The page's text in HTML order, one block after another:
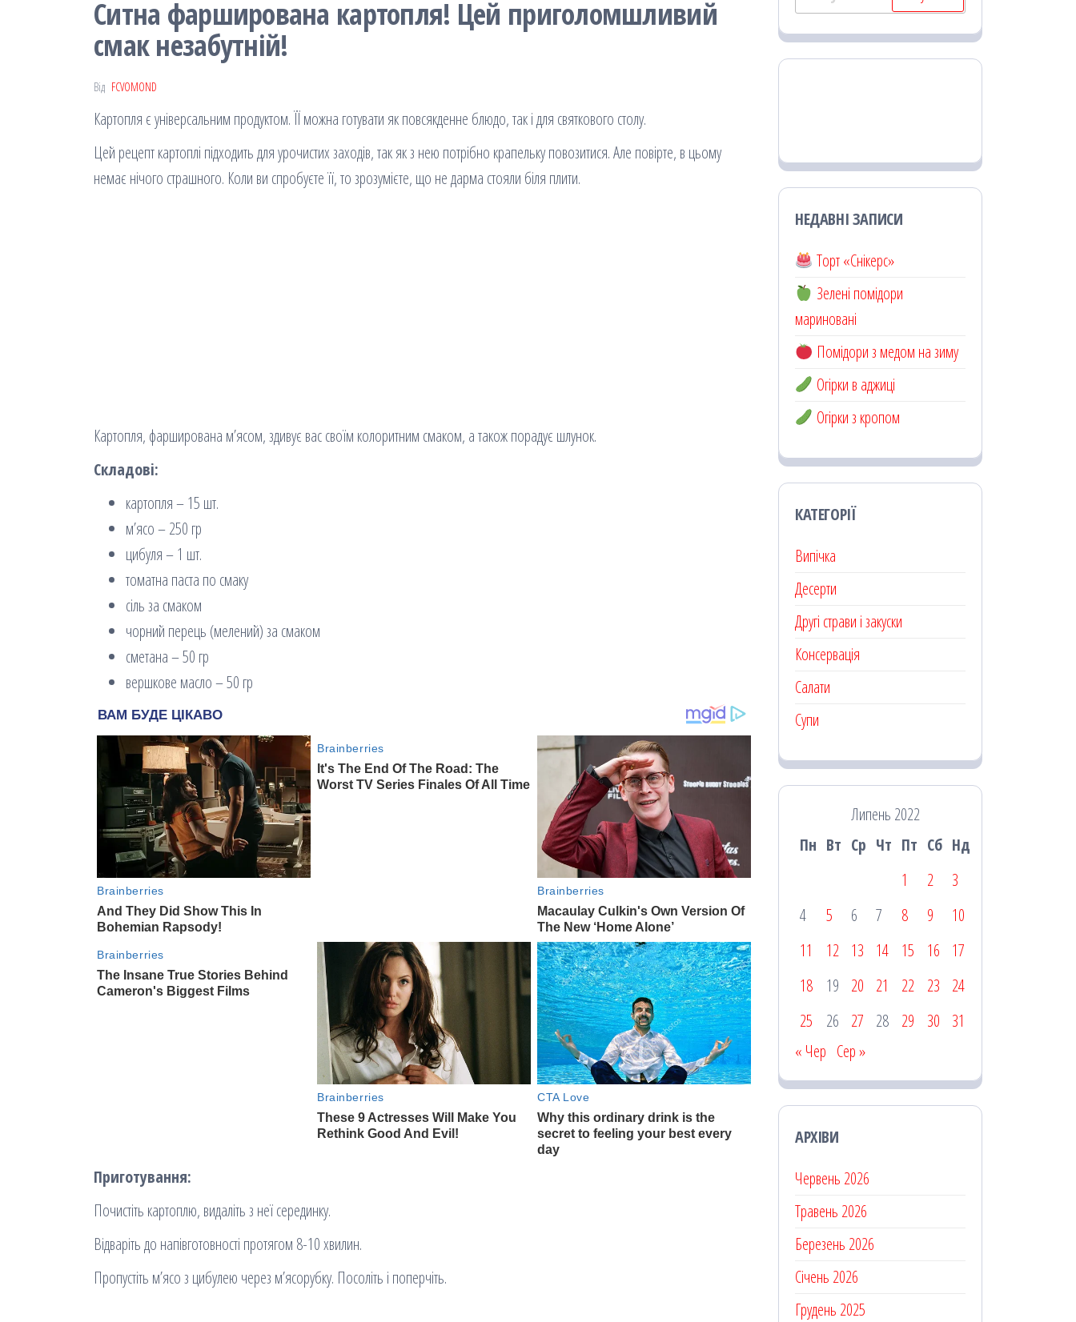
Ситна фарширована картопля! Цей приголомшливий
смак незабутній!
Від FCVOMOND
Картопля є універсальним продуктом. ЇЇ можна готувати як повсякденне блюдо, так і для святкового столу.
Цей рецепт картоплі підходить для урочистих заходів, так як з нею потрібно крапельку повозитися. Але повірте, в цьому
немає нічого страшного. Коли ви спробуєте її, то зрозумієте, що не дарма стояли біля плити.
Картопля, фарширована м’ясом, здивує вас своїм колоритним смаком, а також порадує шлунок.
Складові:
картопля – 15 шт.
м’ясо – 250 гр
цибуля – 1 шт.
томатна паста по смаку
сіль за смаком
чорний перець (мелений) за смаком
сметана – 50 гр
вершкове масло – 50 гр
Приготування:
Почистіть картоплю, видаліть з неї серединку.
Відваріть до напівготовності протягом 8-10 хвилин.
Пропустіть м’ясо з цибулею через м’ясорубку. Посоліть і поперчіть.
НЕДАВНІ ЗАПИСИ
Торт «Снікерс»
Зелені помідори
мариновані
Помідори з медом на зиму
Огірки в аджиці
Огірки з кропом
КАТЕГОРІЇ
Випічка
Десерти
Другі страви і закуски
Консервація
Салати
Супи
Липень 2022
Пн Вт Ср Чт Пт Сб Нд
1
2
3
4
5 6 7 8 9
10
11
12 13 14 15 16
17
18
19 20 21 22 23
24
25
26 27 28 29 30
31
« Чер Сер »
АРХІВИ
Червень 2026
Травень 2026
Березень 2026
Січень 2026
Грудень 2025